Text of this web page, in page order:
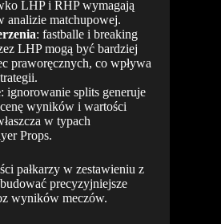
LHP i RHP wymagają
analizie matchupowej.
: fastballe i breaking
LHP mogą być bardziej
praworęcznych, co wpływa
: ignorowanie splits generuje
wyników i wartości
w typach
Props.
pałkarzy w zestawieniu z
precyzyjniejsze
wyników meczów.